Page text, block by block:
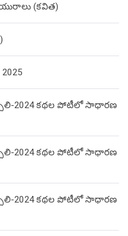
(కవిత)
2024 కథల పోటీలో సాధారణ
2024 కథల పోటీలో సాధారణ
2024 కథల పోటీలో సాధారణ